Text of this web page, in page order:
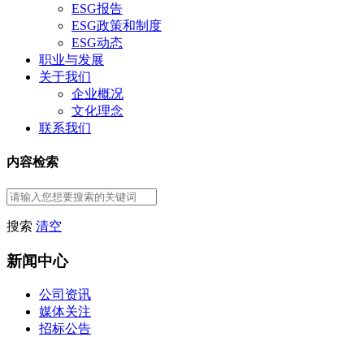
ESG报告
ESG政策和制度
ESG动态
职业与发展
关于我们
企业概况
文化理念
联系我们
内容检索
搜索 清空
新闻中心
公司资讯
媒体关注
招标公告